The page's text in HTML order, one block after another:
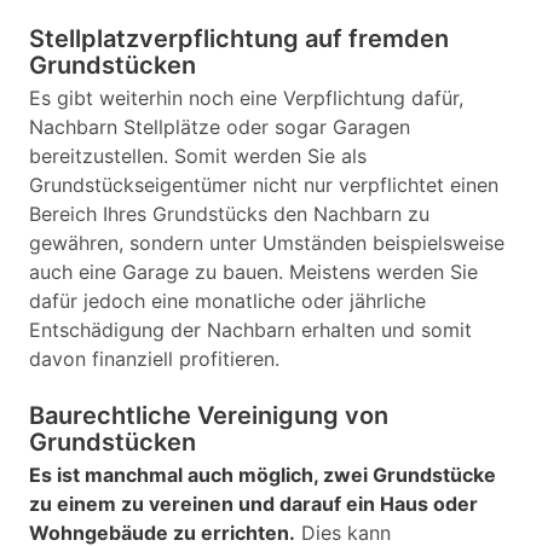
Stellplatzverpflichtung auf fremden
Grundstücken
Es gibt weiterhin noch eine Verpflichtung dafür,
Nachbarn Stellplätze oder sogar Garagen
bereitzustellen. Somit werden Sie als
Grundstückseigentümer nicht nur verpflichtet einen
Bereich Ihres Grundstücks den Nachbarn zu
gewähren, sondern unter Umständen beispielsweise
auch eine Garage zu bauen. Meistens werden Sie
dafür jedoch eine monatliche oder jährliche
Entschädigung der Nachbarn erhalten und somit
davon finanziell profitieren.
Baurechtliche Vereinigung von
Grundstücken
Es ist manchmal auch möglich, zwei Grundstücke
zu einem zu vereinen und darauf ein Haus oder
Wohngebäude zu errichten. Dies kann